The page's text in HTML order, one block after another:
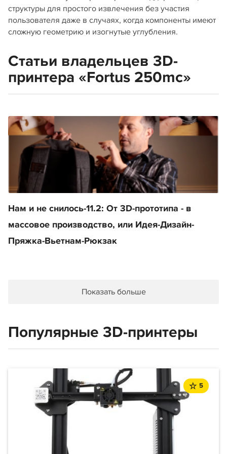
структуры для простого извлечения без участия
пользователя даже в случаях, когда компоненты имеют
сложную геометрию и изогнутые углубления.
Статьи владельцев 3D-
принтера «Fortus 250mc»
Нам и не снилось-11.2: От 3D-прототипа - в
массовое производство, или Идея-Дизайн-
Пряжка-Вьетнам-Рюкзак
Показать больше
Популярные 3D-принтеры
5